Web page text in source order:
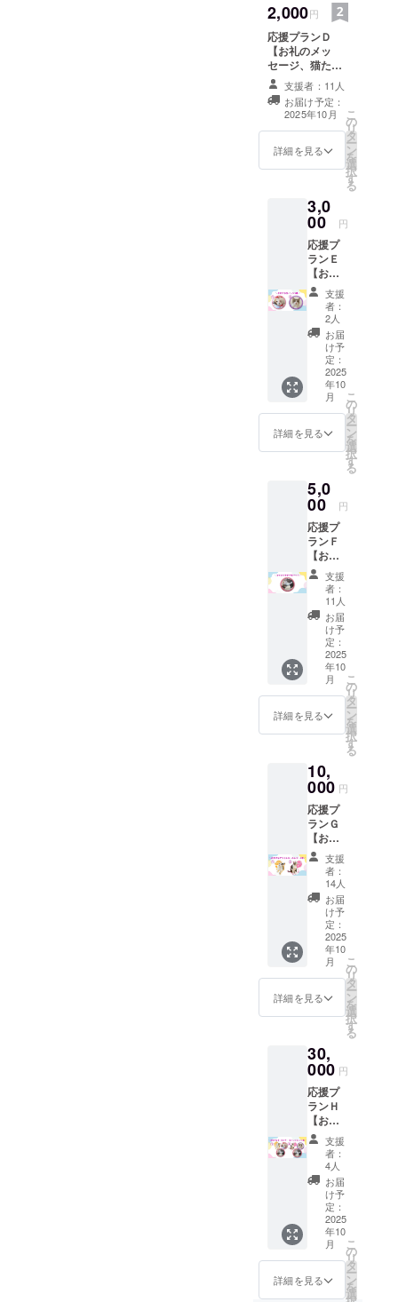
メールにＵＲＬ
を記載します。
このリターン
はプランＡ〜Ｄ
に共通です。
2,000円
応援プランＤ
【お礼のメッ
セージ、猫たち
の写真、活動報
告】 感謝の気持
ちを込めて、お
礼のメッセー
ジ、活動報告と
ともに猫たちの
メールにＵＲＬ
を記載します。
このリターン
はプランＡ〜Ｄ
に共通です。
支援者：11人
お届け予定：
2025年10月
詳細を見る
こ
の
リ
タ
ー
ン
を
選
択
す
る
3,0
00 円
応援プ
ランＥ
【お礼
のメッ
セー
ジ、猫
たちの
写真、
活動報
告、 猫
の缶
バッ
ジ】 感
謝の気
持ちを
込め
礼の
メッ
セー
ジ、活
動報
告、猫
たちの
可愛い
画像と
一緒に
オリジ
ナル 猫
の缶
バッジ1
個をお
送り致
しま
44mm×
1個 ・
提供方
法
メール
にＵＲ
Ｌを記
載しま
す。
グッズ
は郵送
致しま
す。
支援
者：
2人
お届
け予
定：
2025
年10
月
詳細を見る
こ
の
リ
タ
ー
ン
を
選
択
す
る
5,0
00 円
応援プ
ランＦ
【お礼
のメッ
セー
ジ、猫
たちの
写真、
活動報
告 猫の
缶バッ
ジ】 感
謝の気
持ちを
込め
て、お
メッ
セー
ジ、活
動報
告、猫
たちの
可愛い
画像と
一緒に
オリジ
ナル 猫
の缶
バッジ
をお送
り致し
ます。 ︎︎︎
・サイ
56mm×
提供方
法
メール
にＵＲ
Ｌを記
載しま
す。
グッズ
は郵送
致しま
す。
支援
者：
11人
お届
け予
定：
2025
年10
月
詳細を見る
こ
の
リ
タ
ー
ン
を
選
択
す
る
10,
000 円
応援プ
ランＧ
【お礼
のメッ
セー
ジ、猫
たちの
写真、
活動報
告 猫の
キーホ
ダー】
感謝の
気持ち
を込め
礼の
メッ
セー
ジ、活
動報
告、猫
たちの
可愛い
画像と
一緒に
猫のオ
リジナ
ルアク
リル
キーホ
ルダー
をお送
支援
者：
14人
お届
け予
定：
2025
年10
月
詳細を見る
こ
の
リ
タ
ー
ン
を
選
択
す
る
30,
000 円
応援プ
ランＨ
【お礼
のメッ
セー
ジ、猫
たちの
写真、
活動報
キーホ
ルダー
と缶
バッ
ジ】 感
支援
者：
4人
お届
け予
定：
2025
年10
月
詳細を見る
こ
の
リ
タ
ー
ン
を
選